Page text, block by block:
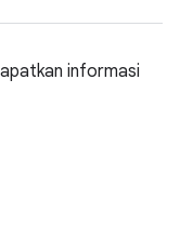
informasi